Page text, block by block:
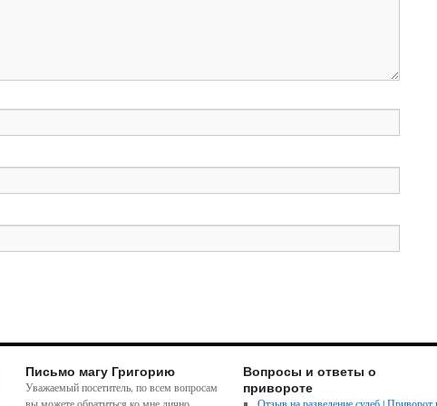
Письмо магу Григорию
Уважаемый посетитель, по всем вопросам
Вопросы и ответы о
привороте